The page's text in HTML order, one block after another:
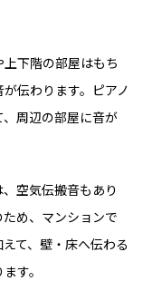
下階の部屋はもち
伝わります。ピアノ
周辺の部屋に音が
空気伝搬音もあり
め、マンションで
て、壁・床へ伝わる
す。